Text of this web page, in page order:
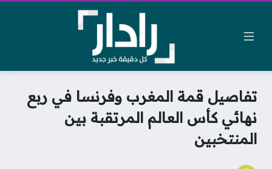
تفاصيل قمة المغرب وفرنسا في ربع
نهائي كأس العالم المرتقبة بين
المنتخبين